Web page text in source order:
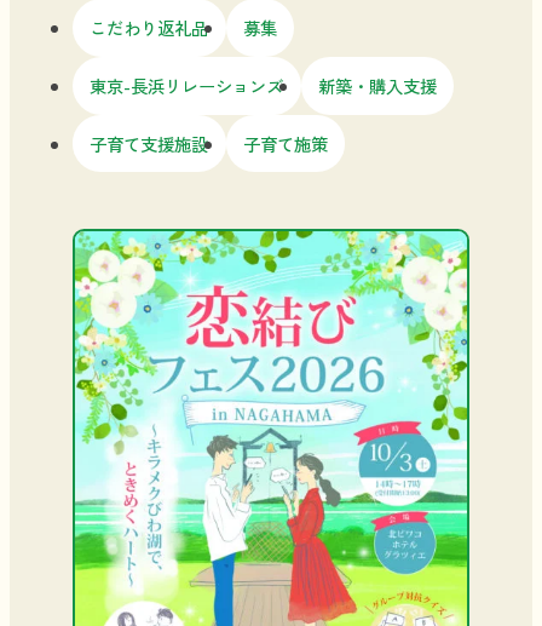
こだわり返礼品 募集
東京-長浜リレーションズ 新築・購入支援
子育て支援施設 子育て施策